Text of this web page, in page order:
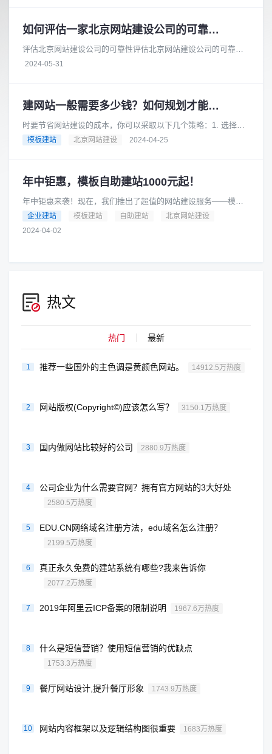
如何评估一家北京网站建设公司的可靠性和安全性
评估北京网站建设公司的可靠性评估北京网站建设公司的可靠性
时，您可以从以下几个方面进行考察：项目经验：查看公司的官
2024-05-31
建网站一般需要多少钱？如何规划才能节省成本？
时要节省网站建设的成本，你可以采取以下几个策略：1. 选择合
适的网站类型根据你的业务需求和预算，选择适合你的网站类
模板建站 北京网站建设 2024-04-25
年中钜惠，模板自助建站1000元起！
年中钜惠来袭！现在，我们推出了超值的网站建设服务——模板
自助建站，只需1000元起！是的，你没有听错，只要1000元，就
可以拥有一个专业的网......
企业建站 模板建站 自助建站
北京网站建设
2024-04-02
热文
热门 最新
1 推荐一些国外的主色调是黄颜色网站。 14912.5万热度
2 网站版权(Copyright©)应该怎么写？ 3150.1万热度
3 国内做网站比较好的公司 2880.9万热度
4 公司企业为什么需要官网？拥有官方网站的3大好处
2580.5万热度
5 EDU.CN网络域名注册方法，edu域名怎么注册？
2199.5万热度
6 真正永久免费的建站系统有哪些?我来告诉你
2077.2万热度
7 2019年阿里云ICP备案的限制说明 1967.6万热度
8 什么是短信营销？使用短信营销的优缺点
1753.3万热度
9 餐厅网站设计,提升餐厅形象 1743.9万热度
10 网站内容框架以及逻辑结构图很重要 1683万热度